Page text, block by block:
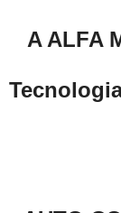
A ALFA